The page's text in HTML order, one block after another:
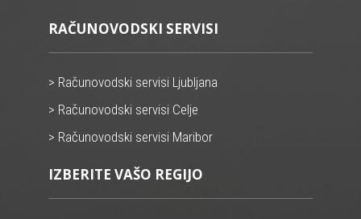
RAČUNOVODSKI SERVISI
> Računovodski servisi Ljubljana
> Računovodski servisi Celje
> Računovodski servisi Maribor
IZBERITE VAŠO REGIJO